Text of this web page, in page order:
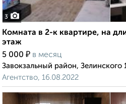
3
Комната в 2-к квартире, на
этаж
5 000 ₽ в месяц
Завокзальный район, Зелинского
Агентство, 16.08.2022